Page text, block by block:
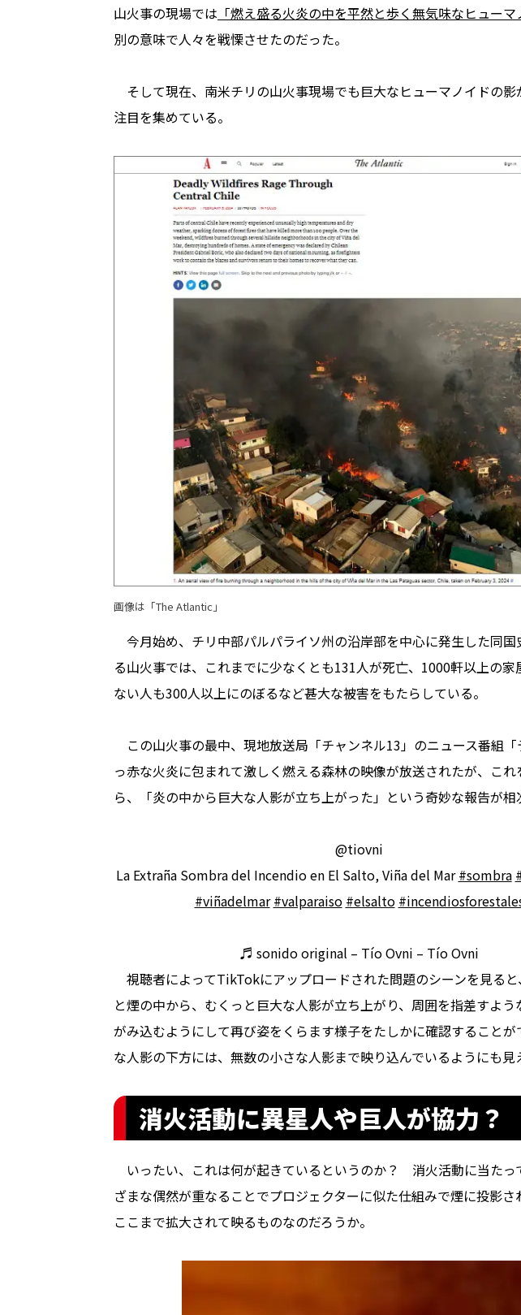
山火事の現場では 「燃え盛る火炎の中を平然と歩く無気味なヒュー
別の意味で人々を戦慄させたのだった。
そして現在、南米チリの山火事現場でも巨大なヒューマノイドの
注目を集めている。
画像は「The Atlantic 」
今月始め、チリ中部パルパライソ州の沿岸部を中心に発生した同
る山火事では、これまでに少なくとも131人が死亡、1000軒以上の
ない人も300人以上にのぼるなど甚大な被害をもたらしている。
この山火事の最中、現地放送局「チャンネル13」のニュース番組
っ赤な火炎に包まれて激しく燃える森林の映像が放送されたが、こ
ら、「炎の中から巨大な人影が立ち上がった」という奇妙な報告が相
@tiovni
La Extraña Sombra del Incendio en El Salto, Viña del Mar#sombra
#viñadelmar #valparaiso #elsalto
♬ sonido original – Tío Ovni – Tío Ovni
視聴者によってTikTokにアップロードされた問題のシーンを見る
と煙の中から、むくっと巨大な人影が立ち上がり、周囲を指差すよ
がみ込むようにして再び姿をくらます様子をたしかに確認すること
な人影の下方には、無数の小さな人影まで映り込んでいるようにも見
消火活動に異星人や巨人が協力？
いったい、これは何が起きているというのか？ 消火活動に当たっ
ざまな偶然が重なることでプロジェクターに似た仕組みで煙に投影さ
ここまで拡大されて映るものなのだろうか。